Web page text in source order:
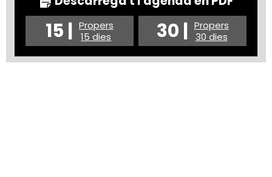
15 | Propers
15 dies
30 | Propers
30 dies